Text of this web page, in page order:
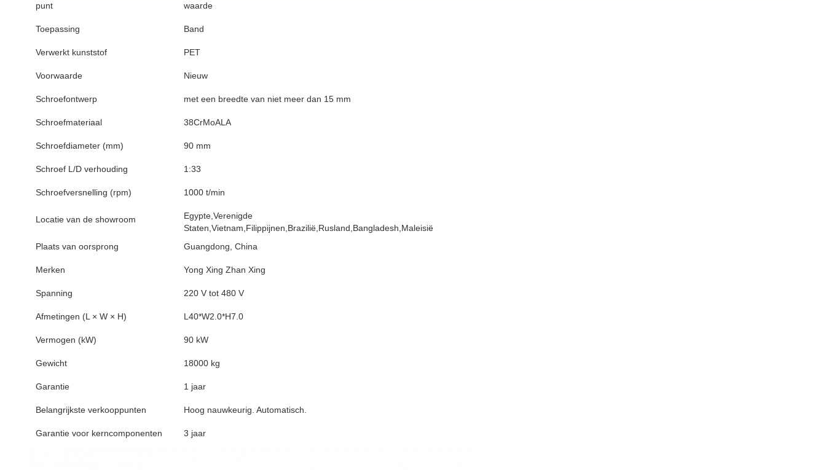
punt waarde
Toepassing Band
Verwerkt kunststof PET
Voorwaarde Nieuw
Schroefontwerp met een breedte van niet meer dan 15 mm
Schroefmateriaal 38CrMoALA
Schroefdiameter (mm) 90 mm
Schroef L/D verhouding 1:33
Schroefversnelling (rpm) 1000 t/min
Locatie van de showroom
Egypte,Verenigde
Staten,Vietnam,Filippijnen,Brazilië,Rusland,Bangladesh,Maleisië
Plaats van oorsprong
Guangdong, China
Merken Yong Xing Zhan Xing
Spanning 220 V tot 480 V
Afmetingen (L × W × H) L40*W2.0*H7.0
Vermogen (kW) 90 kW
Gewicht 18000 kg
Garantie 1 jaar
Belangrijkste verkooppunten Hoog nauwkeurig. Automatisch.
Garantie voor kerncomponenten 3 jaar